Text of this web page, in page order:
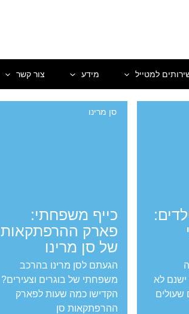
למטייל מידע צור קשר
לא
שעולים
כייף משפחתי:
פארק ההרפתקאות
של סן מרינו
סן מרינו
הגעתם לסן מרינו בהרכב
משפחתי של בוגרים וצעירים?
הקדישו כמה שעות לפארק
ההרפתקאות סן